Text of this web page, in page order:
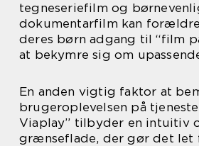
tegneseriefilm og
dokumentarfilm kan
deres børn adgang til “film
at bekymre sig om
En anden vigtig faktor at
brugeroplevelsen på
Viaplay” tilbyder en intuitiv
grænseflade, der gør det let